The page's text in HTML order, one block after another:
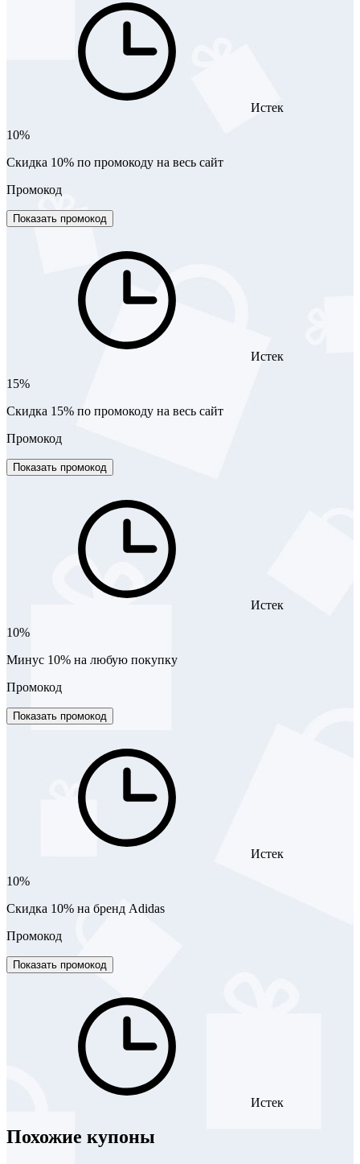
Истек
10%
Скидка 10% по промокоду на весь сайт
Промокод
Показать промокод
Истек
15%
Скидка 15% по промокоду на весь сайт
Промокод
Показать промокод
Истек
10%
Минус 10% на любую покупку
Промокод
Показать промокод
Истек
10%
Скидка 10% на бренд Adidas
Промокод
Показать промокод
Истек
Похожие купоны